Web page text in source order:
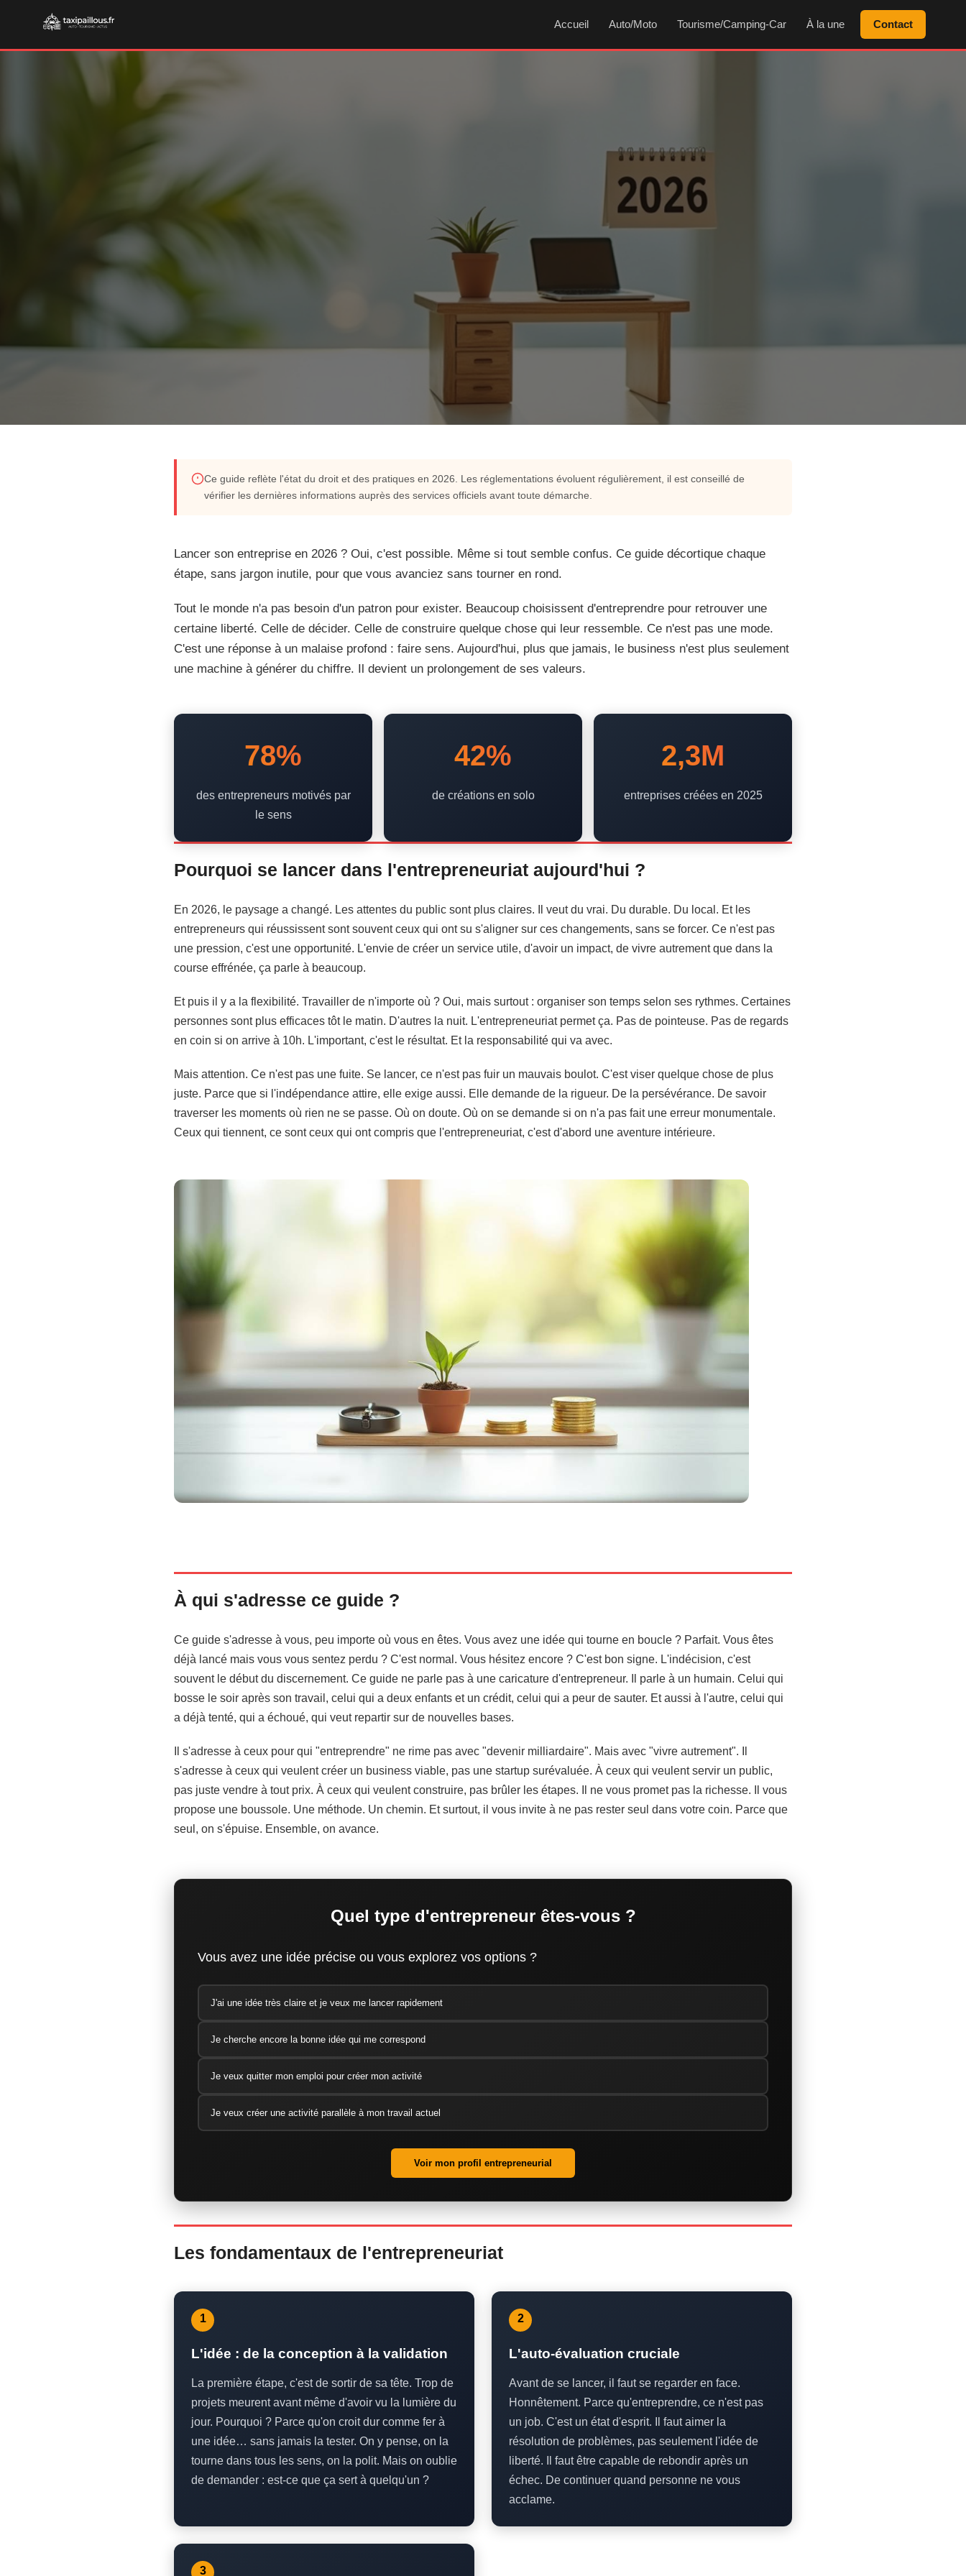
Accueil Auto/Moto Tourisme/Camping-Car À la une Contact
Le guide essentiel pour devenir un
entrepreneur en France en 2026
guide décortique chaque étape, sans jargon inutile, pour que vous avanciez sans tourner
22 min de lecture Guide complet
Ce guide reflète l'état du droit et des pratiques en 2026. Les réglementations évoluent régulièrement, il est conseillé de
vérifier les dernières informations auprès des services officiels avant toute démarche.
Lancer son entreprise en 2026 ? Oui, c'est possible. Même si tout semble confus. Ce guide décortique chaque
étape, sans jargon inutile, pour que vous avanciez sans tourner en rond.
Tout le monde n'a pas besoin d'un patron pour exister. Beaucoup choisissent d'entreprendre pour retrouver une
certaine liberté. Celle de décider. Celle de construire quelque chose qui leur ressemble. Ce n'est pas une mode.
C'est une réponse à un malaise profond : faire sens. Aujourd'hui, plus que jamais, le business n'est plus seulement
une machine à générer du chiffre. Il devient un prolongement de ses valeurs.
78%
des entrepreneurs motivés par
le sens
42%
de créations en solo
2,3M
entreprises créées en 2025
Pourquoi se lancer dans l'entrepreneuriat aujourd'hui ?
En 2026, le paysage a changé. Les attentes du public sont plus claires. Il veut du vrai. Du durable. Du local. Et les
entrepreneurs qui réussissent sont souvent ceux qui ont su s'aligner sur ces changements, sans se forcer. Ce n'est pas
une pression, c'est une opportunité. L'envie de créer un service utile, d'avoir un impact, de vivre autrement que dans la
course effrénée, ça parle à beaucoup.
Et puis il y a la flexibilité. Travailler de n'importe où ? Oui, mais surtout : organiser son temps selon ses rythmes. Certaines
personnes sont plus efficaces tôt le matin. D'autres la nuit. L'entrepreneuriat permet ça. Pas de pointeuse. Pas de regards
en coin si on arrive à 10h. L'important, c'est le résultat. Et la responsabilité qui va avec.
Mais attention. Ce n'est pas une fuite. Se lancer, ce n'est pas fuir un mauvais boulot. C'est viser quelque chose de plus
juste. Parce que si l'indépendance attire, elle exige aussi. Elle demande de la rigueur. De la persévérance. De savoir
traverser les moments où rien ne se passe. Où on doute. Où on se demande si on n'a pas fait une erreur monumentale.
Ceux qui tiennent, ce sont ceux qui ont compris que l'entrepreneuriat, c'est d'abord une aventure intérieure.
À qui s'adresse ce guide ?
Ce guide s'adresse à vous, peu importe où vous en êtes. Vous avez une idée qui tourne en boucle ? Parfait. Vous êtes
déjà lancé mais vous vous sentez perdu ? C'est normal. Vous hésitez encore ? C'est bon signe. L'indécision, c'est
souvent le début du discernement. Ce guide ne parle pas à une caricature d'entrepreneur. Il parle à un humain. Celui qui
bosse le soir après son travail, celui qui a deux enfants et un crédit, celui qui a peur de sauter. Et aussi à l'autre, celui qui
a déjà tenté, qui a échoué, qui veut repartir sur de nouvelles bases.
Il s'adresse à ceux pour qui "entreprendre" ne rime pas avec "devenir milliardaire". Mais avec "vivre autrement". Il
s'adresse à ceux qui veulent créer un business viable, pas une startup surévaluée. À ceux qui veulent servir un public,
pas juste vendre à tout prix. À ceux qui veulent construire, pas brûler les étapes. Il ne vous promet pas la richesse. Il vous
propose une boussole. Une méthode. Un chemin. Et surtout, il vous invite à ne pas rester seul dans votre coin. Parce que
seul, on s'épuise. Ensemble, on avance.
Quel type d'entrepreneur êtes-vous ?
Vous avez une idée précise ou vous explorez vos options ?
J'ai une idée très claire et je veux me lancer rapidement
Je cherche encore la bonne idée qui me correspond
Je veux quitter mon emploi pour créer mon activité
Je veux créer une activité parallèle à mon travail actuel
Voir mon profil entrepreneurial
Les fondamentaux de l'entrepreneuriat
1
L'idée : de la conception à la validation
La première étape, c'est de sortir de sa tête. Trop de
projets meurent avant même d'avoir vu la lumière du
jour. Pourquoi ? Parce qu'on croit dur comme fer à
une idée… sans jamais la tester. On y pense, on la
tourne dans tous les sens, on la polit. Mais on oublie
de demander : est-ce que ça sert à quelqu'un ?
2
L'auto-évaluation cruciale
Avant de se lancer, il faut se regarder en face.
Honnêtement. Parce qu'entreprendre, ce n'est pas
un job. C'est un état d'esprit. Il faut aimer la
résolution de problèmes, pas seulement l'idée de
liberté. Il faut être capable de rebondir après un
échec. De continuer quand personne ne vous
acclame.
3